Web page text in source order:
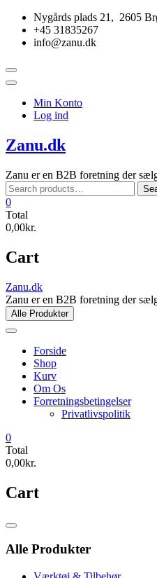
Skip
content
Nygårds plads 21, 2605
+45 31835267
info@zanu.dk
Topbar
Menu
Min Konto
Log ind
Zanu.dk
Zanu er en B2B foretning der
Search
for:
0
Total
0,00kr.
Cart
Zanu.dk
Zanu er en B2B foretning der
Alle Produkter
Forside
Shop
Kurv
Om Os
Forretningsbetingelser
Privatlivspolitik
0
Total
0,00kr.
Cart
Catalog
Alle Produkter